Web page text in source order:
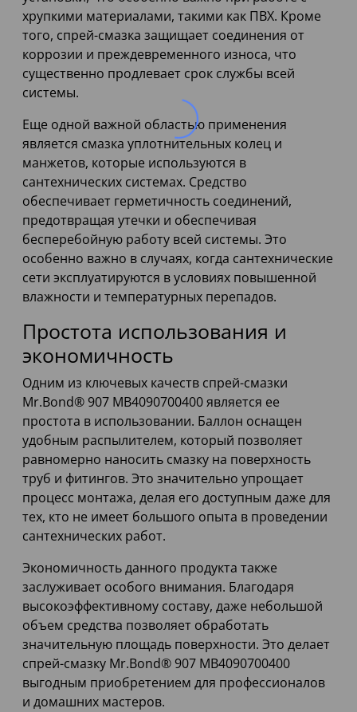
хрупкими материалами, такими как ПВХ. Кроме
того, спрей-смазка защищает соединения от
коррозии и преждевременного износа, что
существенно продлевает срок службы всей
системы.
Еще одной важной областью применения
является смазка уплотнительных колец и
манжетов, которые используются в
сантехнических системах. Средство
обеспечивает герметичность соединений,
предотвращая утечки и обеспечивая
бесперебойную работу всей системы. Это
особенно важно в случаях, когда сантехнические
сети эксплуатируются в условиях повышенной
влажности и температурных перепадов.
Простота использования и
экономичность
Одним из ключевых качеств спрей-смазки
Mr.Bond® 907 MB4090700400 является ее
простота в использовании. Баллон оснащен
удобным распылителем, который позволяет
равномерно наносить смазку на поверхность
труб и фитингов. Это значительно упрощает
процесс монтажа, делая его доступным даже для
тех, кто не имеет большого опыта в проведении
сантехнических работ.
Экономичность данного продукта также
заслуживает особого внимания. Благодаря
высокоэффективному составу, даже небольшой
объем средства позволяет обработать
значительную площадь поверхности. Это делает
спрей-смазку Mr.Bond® 907 MB4090700400
выгодным приобретением для профессионалов
и домашних мастеров.